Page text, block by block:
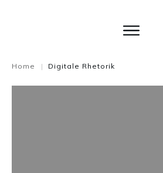
Home | Digitale Rhetorik